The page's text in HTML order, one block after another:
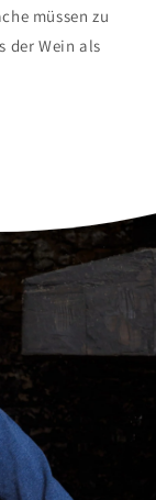
müssen zu
der Wein als